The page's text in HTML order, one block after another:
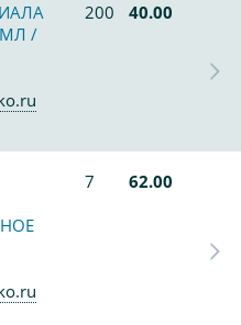
/
200 40.00
7 62.00